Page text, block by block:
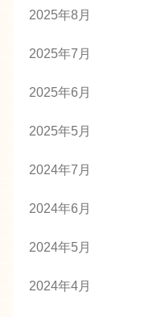
2025年8月
2025年7月
2025年6月
2025年5月
2024年7月
2024年6月
2024年5月
2024年4月